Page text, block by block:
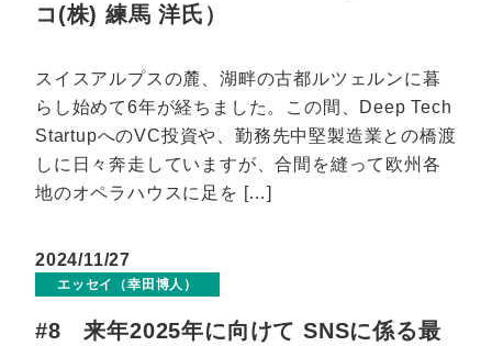
コ(株) 練馬 洋氏）
スイスアルプスの麓、湖畔の古都ルツェルンに暮
らし始めて6年が経ちました。この間、Deep Tech
StartupへのVC投資や、勤務先中堅製造業との橋渡
しに日々奔走していますが、合間を縫って欧州各
地のオペラハウスに足を […]
2024/11/27
エッセイ（幸田博人）
#8 来年2025年に向けて SNSに係る最